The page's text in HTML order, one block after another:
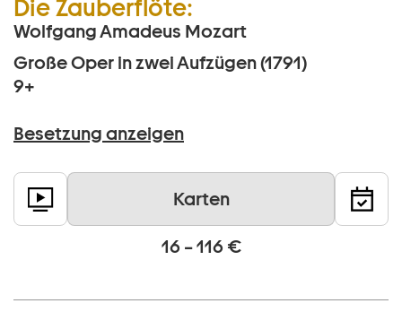
Die Zauberflöte:
Wolfgang Amadeus Mozart
Große Oper in zwei Aufzügen (1791)
9+
Besetzung anzeigen
Karten
16 – 116 €